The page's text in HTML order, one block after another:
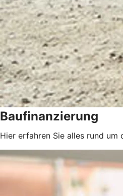
Baufinanzierung
Hier erfahren Sie alles rund um